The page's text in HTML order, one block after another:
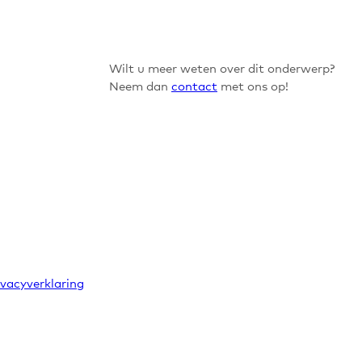
Wilt u meer weten over dit onderwerp?
Neem dan contact met ons op!